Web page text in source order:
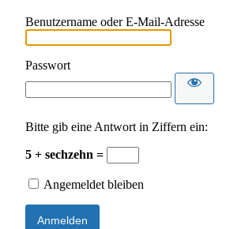
Benutzername oder E-Mail-Adresse
Passwort
Bitte gib eine Antwort in Ziffern ein:
5 + sechzehn =
Angemeldet bleiben